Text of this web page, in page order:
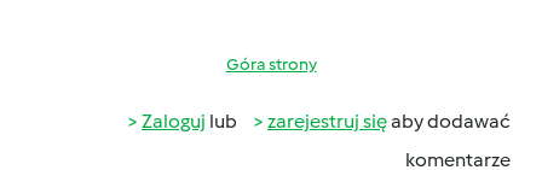
Góra strony
Zaloguj lub zarejestruj sięaby dodawać
komentarze